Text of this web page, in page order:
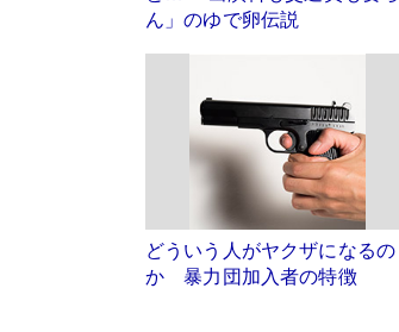
ん」のゆで卵伝説
どういう人がヤクザになるの
か 暴力団加入者の特徴